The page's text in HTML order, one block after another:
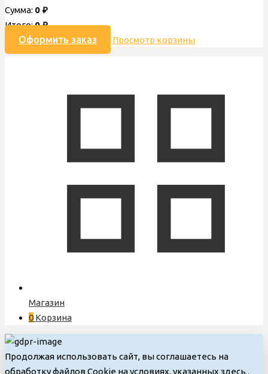
Сумма: 0 ₽
Итого:0₽
Оформить заказ Просмотр корзины
Магазин
0 Корзина
Продолжая использовать сайт, вы соглашаетесь на
обработку файлов Cookie на условиях, указанных здесь .